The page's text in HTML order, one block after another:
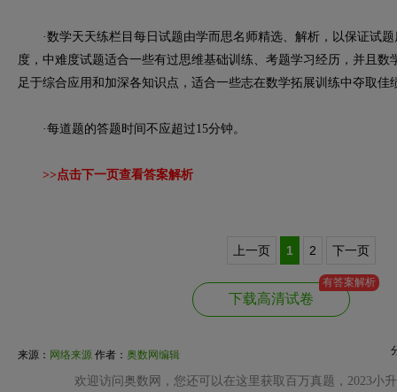
·数学天天练栏目每日试题由学而思名师精选、解析，以保证试题
度，中难度试题适合一些有过思维基础训练、考题学习经历，并且数
足于综合应用和加深各知识点，适合一些志在数学拓展训练中夺取佳
·每道题的答题时间不应超过15分钟。
>>点击下一页查看答案解析
上一页 1 2 下一页
下载高清试卷
有答案解析
来源： 网络来源 作者： 奥数网编辑
欢迎访问奥数网，您还可以在这里获取百万真题，2023小